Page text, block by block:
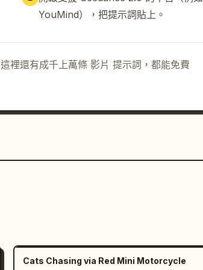
YouMind），把提示詞貼上。
裡還有成千上萬條 影片 提示詞，都能免費
Cats Chasing via Red Mini Motorcycle